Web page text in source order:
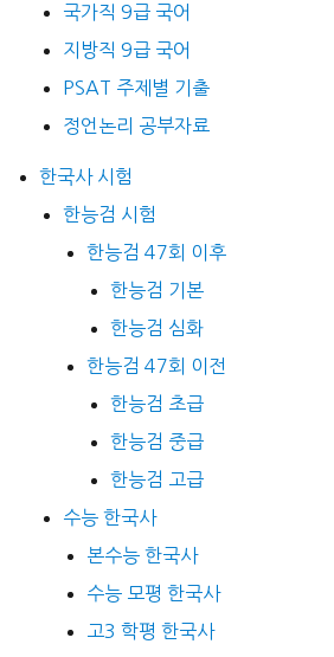
국가직 9급 국어
지방직 9급 국어
PSAT 주제별 기출
정언논리 공부자료
한국사 시험
한능검 시험
한능검 47회 이후
한능검 기본
한능검 심화
한능검 47회 이전
한능검 초급
한능검 중급
한능검 고급
수능 한국사
본수능 한국사
수능 모평 한국사
고3 학평 한국사